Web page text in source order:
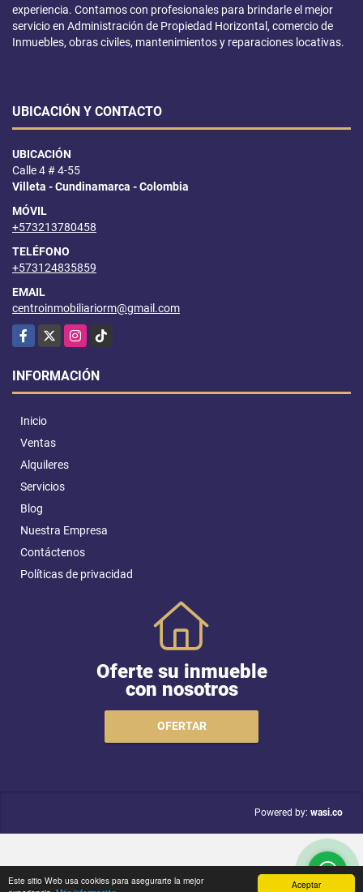
Aceptar
Este sitio Web usa cookies para asegurarte la mejor
experiencia. Contamos con profesionales para brindarle el mejor
servicio en Administración de Propiedad Horizontal, comercio de
Inmuebles, obras civiles, mantenimientos y reparaciones locativas.
UBICACIÓN Y CONTACTO
UBICACIÓN
Calle 4 # 4-55
Villeta - Cundinamarca - Colombia
MÓVIL
+573213780458
TELÉFONO
+573124835859
EMAIL
centroinmobiliariorm@gmail.com
Facebook
X Instagram
TikTok
INFORMACIÓN
Inicio
Ventas
Alquileres
Servicios
Blog
Nuestra Empresa
Contáctenos
Políticas de privacidad
Oferte su inmueble
con nosotros
OFERTAR
Powered by: wasi.co